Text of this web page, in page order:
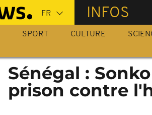
INFOS
SPORT CULTURE
Sénégal :
prison contre